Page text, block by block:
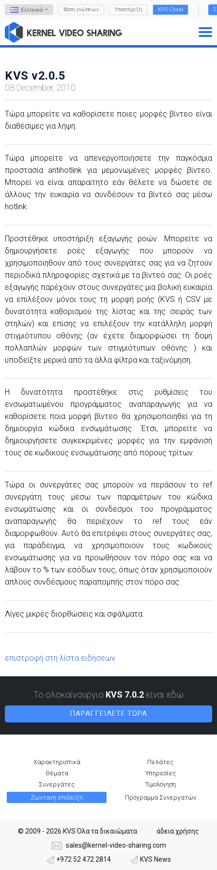
Ελληνικά Βάση γνώσεων Υποστήριξη KVS Cloud
KVS v2.0.5
08 December, 2010
Τώρα μπορείτε να καθορίσετε ποιες μορφές βίντεο είναι
διαθέσιμες για λήψη.
Τώρα μπορείτε να απενεργοποιήσετε την παγκόσμια
προστασία antihotlink για μεμονωμένες μορφές βίντεο.
Μπορεί να είναι απαραίτητο εάν θέλετε να δώσετε σε
άλλους την ευκαιρία να συνδέσουν τα βίντεό σας μέσω
hotlink.
Προστέθηκε υποστήριξη εξαγωγής ροών. Μπορείτε να
δημιουργήσετε ροές εξαγωγής που μπορούν να
χρησιμοποιηθούν από τους συνεργάτες σας για να ζητούν
περιοδικά πληροφορίες σχετικά με τα βίντεό σας. Οι ροές
εξαγωγής παρέχουν στους συνεργάτες μια βολική ευκαιρία
να επιλέξουν μόνοι τους τη μορφή ροής (KVS ή CSV με
δυνατότητα καθορισμού της λίστας και της σειράς των
στηλών) και επίσης να επιλέξουν την κατάλληλη μορφή
στιγμιότυπου οθόνης (αν έχετε διαμορφώσει τη δομή
πολλαπλών μορφών των στιγμιότυπων οθόνης ) και
υποδείξτε μερικά από τα άλλα φίλτρα και ταξινόμηση.
Η δυνατότητα προστέθηκε στις ρυθμίσεις του
ενσωματωμένου προγράμματος αναπαραγωγής για να
καθορίσετε ποια μορφή βίντεο θα χρησιμοποιηθεί για τη
δημιουργία κώδικα ενσωμάτωσης. Έτσι, μπορείτε να
δημιουργήσετε συγκεκριμένες μορφές για την εμφάνισή
τους σε κωδικούς ενσωμάτωσης από πόρους τρίτων.
Τώρα οι συνεργάτες σας μπορούν να περάσουν το ref
συνεργάτη τους μέσω των παραμέτρων του κώδικα
ενσωμάτωσης και οι σύνδεσμοι του προγράμματος
αναπαραγωγής θα περιέχουν το ref τους εάν
διαμορφωθούν. Αυτό θα επιτρέψει στους συνεργάτες σας,
για παράδειγμα, να χρησιμοποιούν τους κωδικούς
ενσωμάτωσης για να προωθήσουν τον πόρο σας και να
λάβουν το % των εσόδων τους, όπως όταν χρησιμοποιούν
απλούς συνδέσμους παραπομπής στον πόρο σας.
Λίγες μικρές διορθώσεις και σφάλματα.
επιστροφή στη λίστα ειδήσεων
Το ολοκαίνουργιο KVS 7.0.2 είναι εδώ
ΠΑΡΑΓΓΕΊΛΕΤΕ ΤΏΡΑ
Χαρακτηριστικά
Πελάτες
Θέματα
Υπηρεσίες
Συνεργάτες
Τιμολόγηση
Ζωντανή επίδειξη
Πρόγραμμα Συνεργατών
© 2009 - 2026 KVS Όλα τα δικαιώματα
άδεια χρήσης
sales@kernel-video-sharing.com
+972 52 472 2814
KVS News